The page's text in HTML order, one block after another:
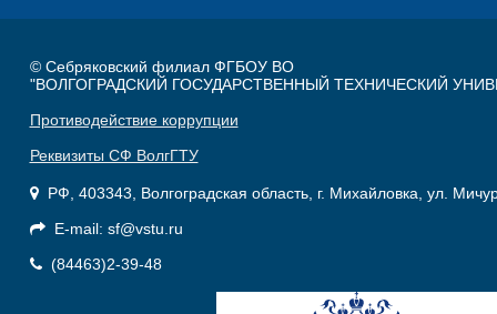
© Себряковский филиал ФГБОУ ВО
"ВОЛГОГРАДСКИЙ ГОСУДАРСТВЕННЫЙ ТЕХНИЧЕСКИЙ
Противодействие коррупции
Реквизиты СФ ВолгГТУ
РФ, 403343, Волгоградская область, г. Михайловка, ул.
E-mail: sf@vstu.ru
(84463)2-39-48